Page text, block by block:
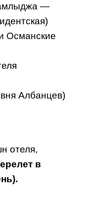
—
Османские
Албанцев)
отеля,
в